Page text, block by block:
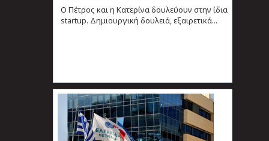
Ο Πέτρος και η Κατερίνα δουλεύουν στην ίδια
startup. Δημιουργική δουλειά, εξαιρετικά...